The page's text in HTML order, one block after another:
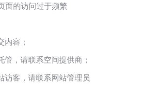
面的访问过于频繁
内容；
管，请联系空间提供商；
访客，请联系网站管理员